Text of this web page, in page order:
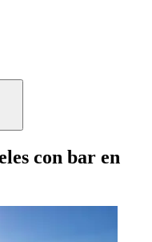
con bar en